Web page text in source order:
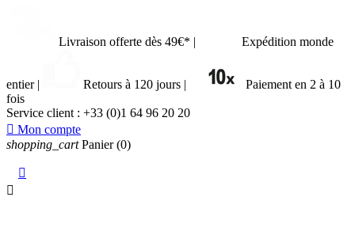
Livraison offerte dès 49€* | Expédition monde
entier | Retours à 120 jours |
Paiement en 2 à 10
fois
Service client : +33 (0)1 64 96 20 20
 Mon compte
shopping_cart Panier (0)

